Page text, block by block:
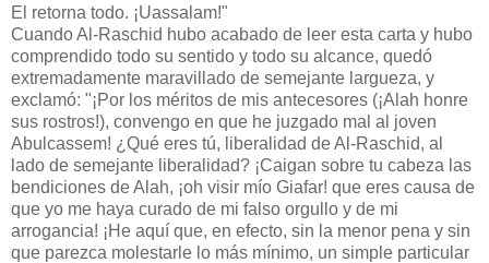
El retorna todo. ¡Uassalam!"
Cuando Al-Raschid hubo acabado de leer esta carta y hubo
comprendido todo su sentido y todo su alcance, quedó
extremadamente maravillado de semejante largueza, y
exclamó: "¡Por los méritos de mis antecesores (¡Alah honre
sus rostros!), convengo en que he juzgado mal al joven
Abulcassem! ¿Qué eres tú, liberalidad de Al-Raschid, al
lado de semejante liberalidad? ¡Caigan sobre tu cabeza las
bendiciones de Alah, ¡oh visir mío Giafar! que eres causa de
que yo me haya curado de mi falso orgullo y de mi
arrogancia! ¡He aquí que, en efecto, sin la menor pena y sin
que parezca molestarle lo más mínimo, un simple particular